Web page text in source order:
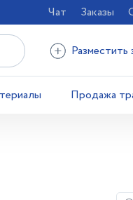
Чат Заказы
Разместить
Продажа